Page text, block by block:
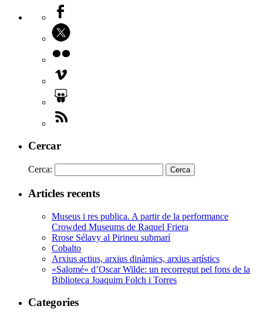
Cercar
Cerca:
Articles recents
Museus i res publica. A partir de la performance
Crowded Museums de Raquel Friera
Rrose Sélavy al Pirineu submarí
Cobalto
Arxius actius, arxius dinàmics, arxius artístics
«Salomé» d’Oscar Wilde: un recorregut pel fons de la
Biblioteca Joaquim Folch i Torres
Categories